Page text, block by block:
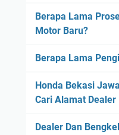
Berapa Lama
Motor Baru?
Berapa Lama
Honda Bekasi
Cari Alamat
Dealer Dan